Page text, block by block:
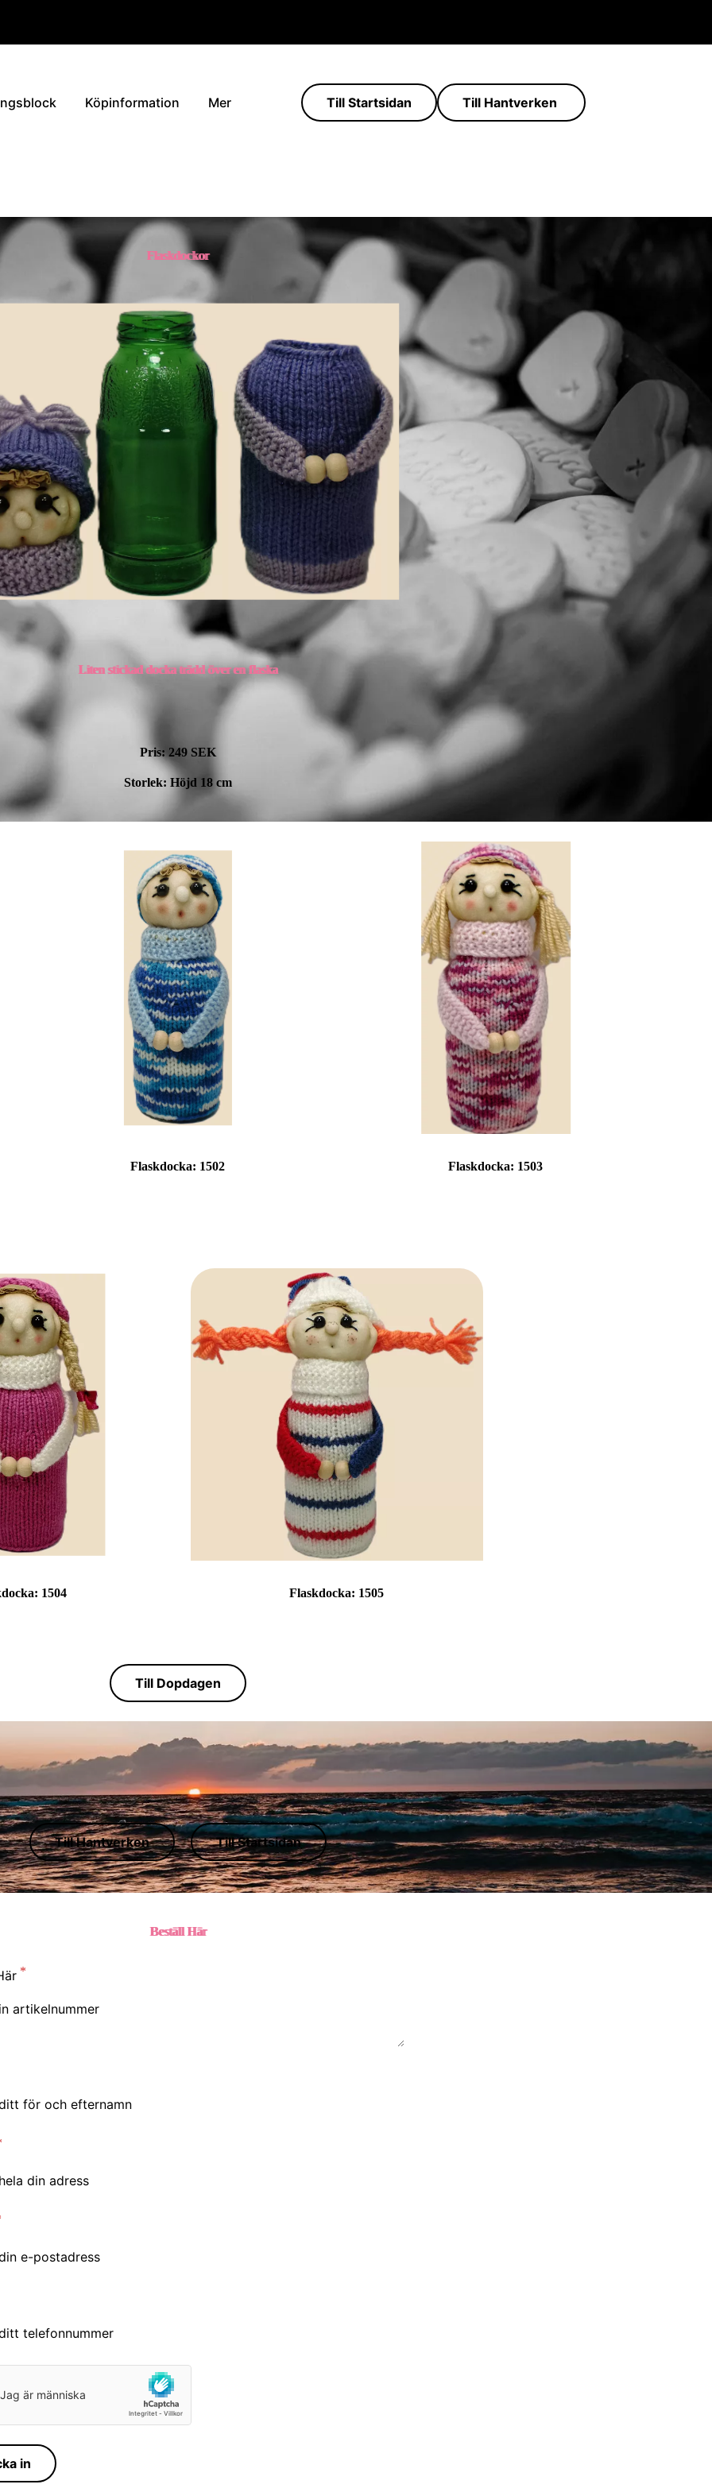
Köpinformation Mer Till Startsidan Till Hantverken
Flaskdockor
Liten stickad docka trädd över en flaska
Pris: 249 SEK
Storlek: Höjd 18 cm
Flaskdocka: 1502 Flaskdocka: 1503
1504 Flaskdocka: 1505
Till Dopdagen
Till Hantverken Till Startsidan
Beställ Här
in